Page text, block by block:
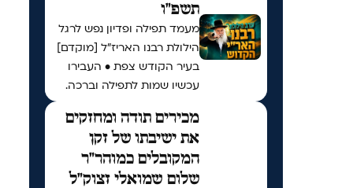
תשפ"ו
מעמד תפילה ופדיון נפש לרגל
הילולת רבנו האריז"ל [מוקדם]
בעיר הקודש צפת • העבירו
עכשיו שמות לתפילה וברכה.
מכירים תודה ומחזקים
את ישיבתו של זקן
המקובלים כמוהר"ר
שלום שמואלי זצוק"ל